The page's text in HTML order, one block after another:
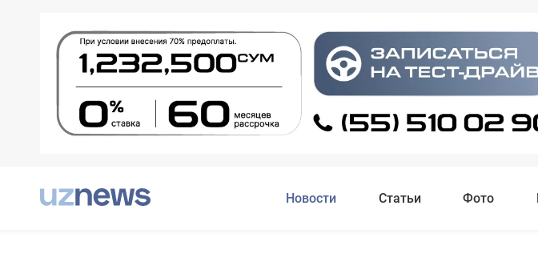
Новости Статьи Фото